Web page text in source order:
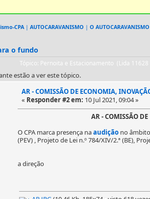
CPA| AUTOCARAVANISMO | O AUTOCARAVANISMO
o fundo
Tópico: Pernoita e Estacionamento (Lida 11628
estão a ver este tópico.
AR - COMISSÃO DE ECONOMIA,
« Responder #2 em: 10 Jul 2021, 09:04 »
AR - COMISSÃO
O CPA marca presença naaudição no
(PEV) , Projeto de Lei n.º 784/XIV/2.ª (BE),
a direção